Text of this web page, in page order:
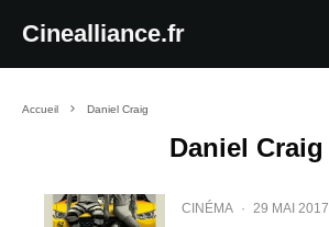
Cinealliance.fr
Accueil Daniel Craig
Daniel Craig
CINÉMA · 29 MAI 2017